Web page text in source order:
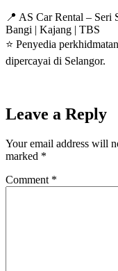
📍 AS Car Rental – Seri
Bangi | Kajang | TBS
⭐ Penyedia
dipercayai di Selangor.
Leave a Reply
Your email address will
marked *
Comment *